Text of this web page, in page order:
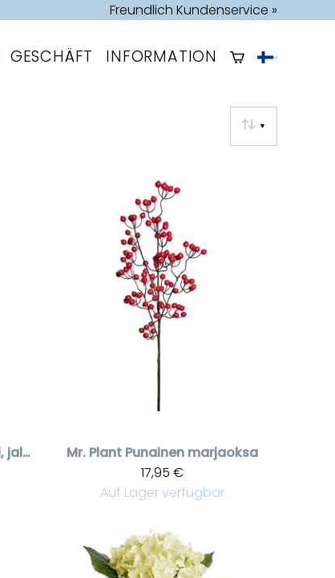
Freundlich Kundenservice »
GESCHÄFT INFORMATION
▼
Vaalea rosa ranuncel, jaloleinikki
Mr. Plant Punainen marjaoksa
17,95 €
Auf Lager verfügbar